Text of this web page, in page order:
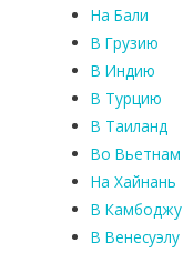
На Бали
В Грузию
В Индию
В Турцию
В Таиланд
Во Вьетнам
На Хайнань
В Камбоджу
В Венесуэлу